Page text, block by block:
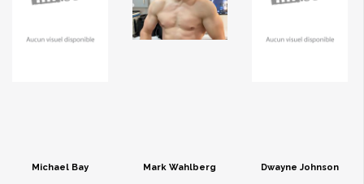
Michael Bay Mark Wahlberg Dwayne Johnson